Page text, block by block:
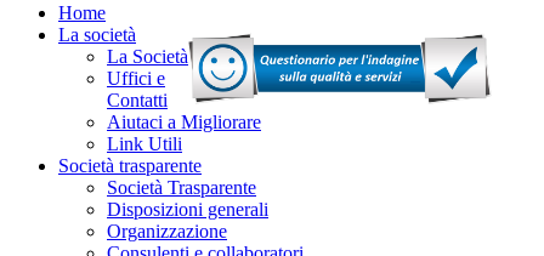
Home
La società
La Società
Uffici e
Contatti
Aiutaci a Migliorare
Link Utili
Società trasparente
Società Trasparente
Disposizioni generali
Organizzazione